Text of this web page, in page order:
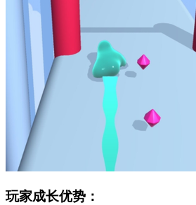
玩家成长优势：